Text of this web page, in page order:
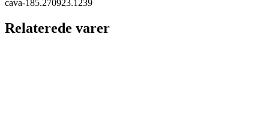
cava
antal
cava-185.270923.1239
Relaterede varer